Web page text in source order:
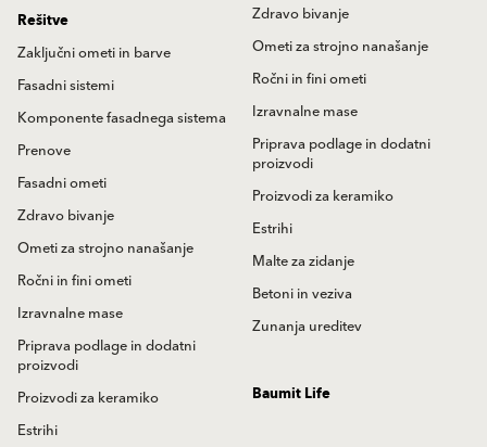
Zdravo bivanje
Ometi za strojno nanašanje
Ročni in fini ometi
Izravnalne mase
Priprava podlage in dodatni
proizvodi
Proizvodi za keramiko
Estrihi
Malte za zidanje
Betoni in veziva
Zunanja ureditev
Rešitve
Zaključni ometi in barve
Fasadni sistemi
Komponente fasadnega sistema
Prenove
Fasadni ometi
Zdravo bivanje
Ometi za strojno nanašanje
Ročni in fini ometi
Izravnalne mase
Priprava podlage in dodatni
proizvodi
Proizvodi za keramiko
Estrihi
Baumit Life